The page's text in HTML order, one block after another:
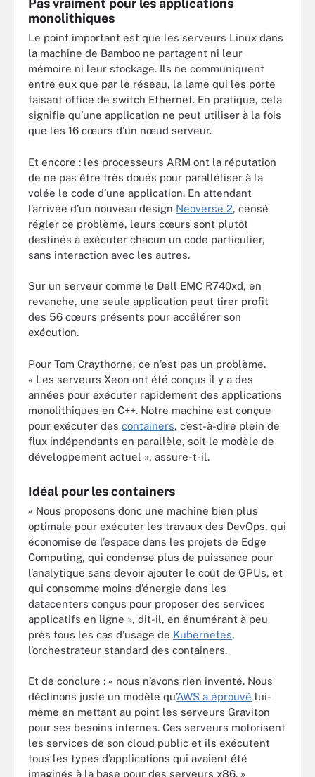
Pas vraiment pour les applications
monolithiques
Le point important est que les serveurs Linux dans
la machine de Bamboo ne partagent ni leur
mémoire ni leur stockage. Ils ne communiquent
entre eux que par le réseau, la lame qui les porte
faisant office de switch Ethernet. En pratique, cela
signifie qu’une application ne peut utiliser à la fois
que les 16 cœurs d’un nœud serveur.
Et encore : les processeurs ARM ont la réputation
de ne pas être très doués pour paralléliser à la
volée le code d’une application. En attendant
l’arrivée d’un nouveau design Neoverse 2, censé
régler ce problème, leurs cœurs sont plutôt
destinés à exécuter chacun un code particulier,
sans interaction avec les autres.
Sur un serveur comme le Dell EMC R740xd, en
revanche, une seule application peut tirer profit
des 56 cœurs présents pour accélérer son
exécution.
Pour Tom Craythorne, ce n’est pas un problème.
« Les serveurs Xeon ont été conçus il y a des
années pour exécuter rapidement des applications
monolithiques en C++. Notre machine est conçue
pour exécuter des containers, c’est-à-dire plein de
flux indépendants en parallèle, soit le modèle de
développement actuel », assure-t-il.
Idéal pour les containers
« Nous proposons donc une machine bien plus
optimale pour exécuter les travaux des DevOps, qui
économise de l’espace dans les projets de Edge
Computing, qui condense plus de puissance pour
l’analytique sans devoir ajouter le coût de GPUs, et
qui consomme moins d’énergie dans les
datacenters conçus pour proposer des services
applicatifs en ligne », dit-il, en énumérant à peu
près tous les cas d’usage de Kubernetes,
l’orchestrateur standard des containers.
Et de conclure : « nous n’avons rien inventé. Nous
déclinons juste un modèle qu’AWS a éprouvé lui-
même en mettant au point les serveurs Graviton
pour ses besoins internes. Ces serveurs motorisent
les services de son cloud public et ils exécutent
tous les types d’applications qui avaient été
imaginés à la base pour des serveurs x86. »